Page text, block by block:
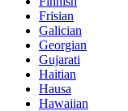
Frisian
Galician
Georgian
Gujarati
Haitian
Hausa
Hawaiian